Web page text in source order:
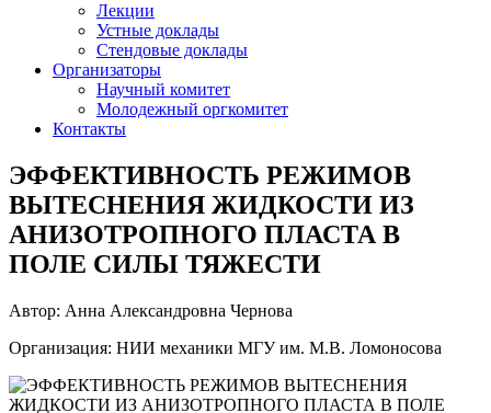
Лекции
Устные доклады
Стендовые доклады
Организаторы
Научный комитет
Молодежный оргкомитет
Контакты
ЭФФЕКТИВНОСТЬ РЕЖИМОВ
ВЫТЕСНЕНИЯ ЖИДКОСТИ ИЗ
АНИЗОТРОПНОГО ПЛАСТА В
ПОЛЕ СИЛЫ ТЯЖЕСТИ
Автор: Анна Александровна Чернова
Организация: НИИ механики МГУ им. М.В. Ломоносова